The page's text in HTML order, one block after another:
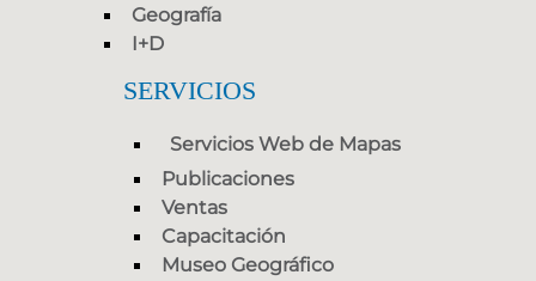
Geografía
I+D
SERVICIOS
Servicios Web de Mapas
Publicaciones
Ventas
Capacitación
Museo Geográfico